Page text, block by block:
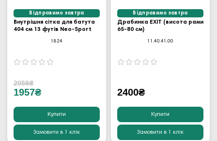
Відправимо завтра
Внутрішня сітка для батута
404 см 13 футів Neo-Sport
1824
2059₴
1957₴
Купити
Замовити в 1 клік
Відправимо завтра
Драбинка EXIT (висота рами
65-80 см)
11.40.41.00
2400₴
Купити
Замовити в 1 клік